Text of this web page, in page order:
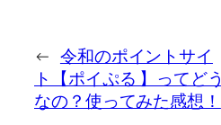
← 令和のポイントサイ
ト【ポイぷる 】ってどう
なの？使ってみた感想！